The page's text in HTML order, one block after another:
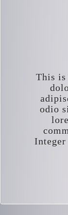
This is
odio